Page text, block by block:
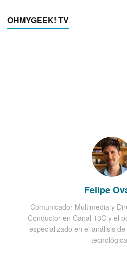
OHMYGEEK! TV
Felipe
Comunicador Multimedia y
Conductor en Canal 13C y el
especializado en el análisis